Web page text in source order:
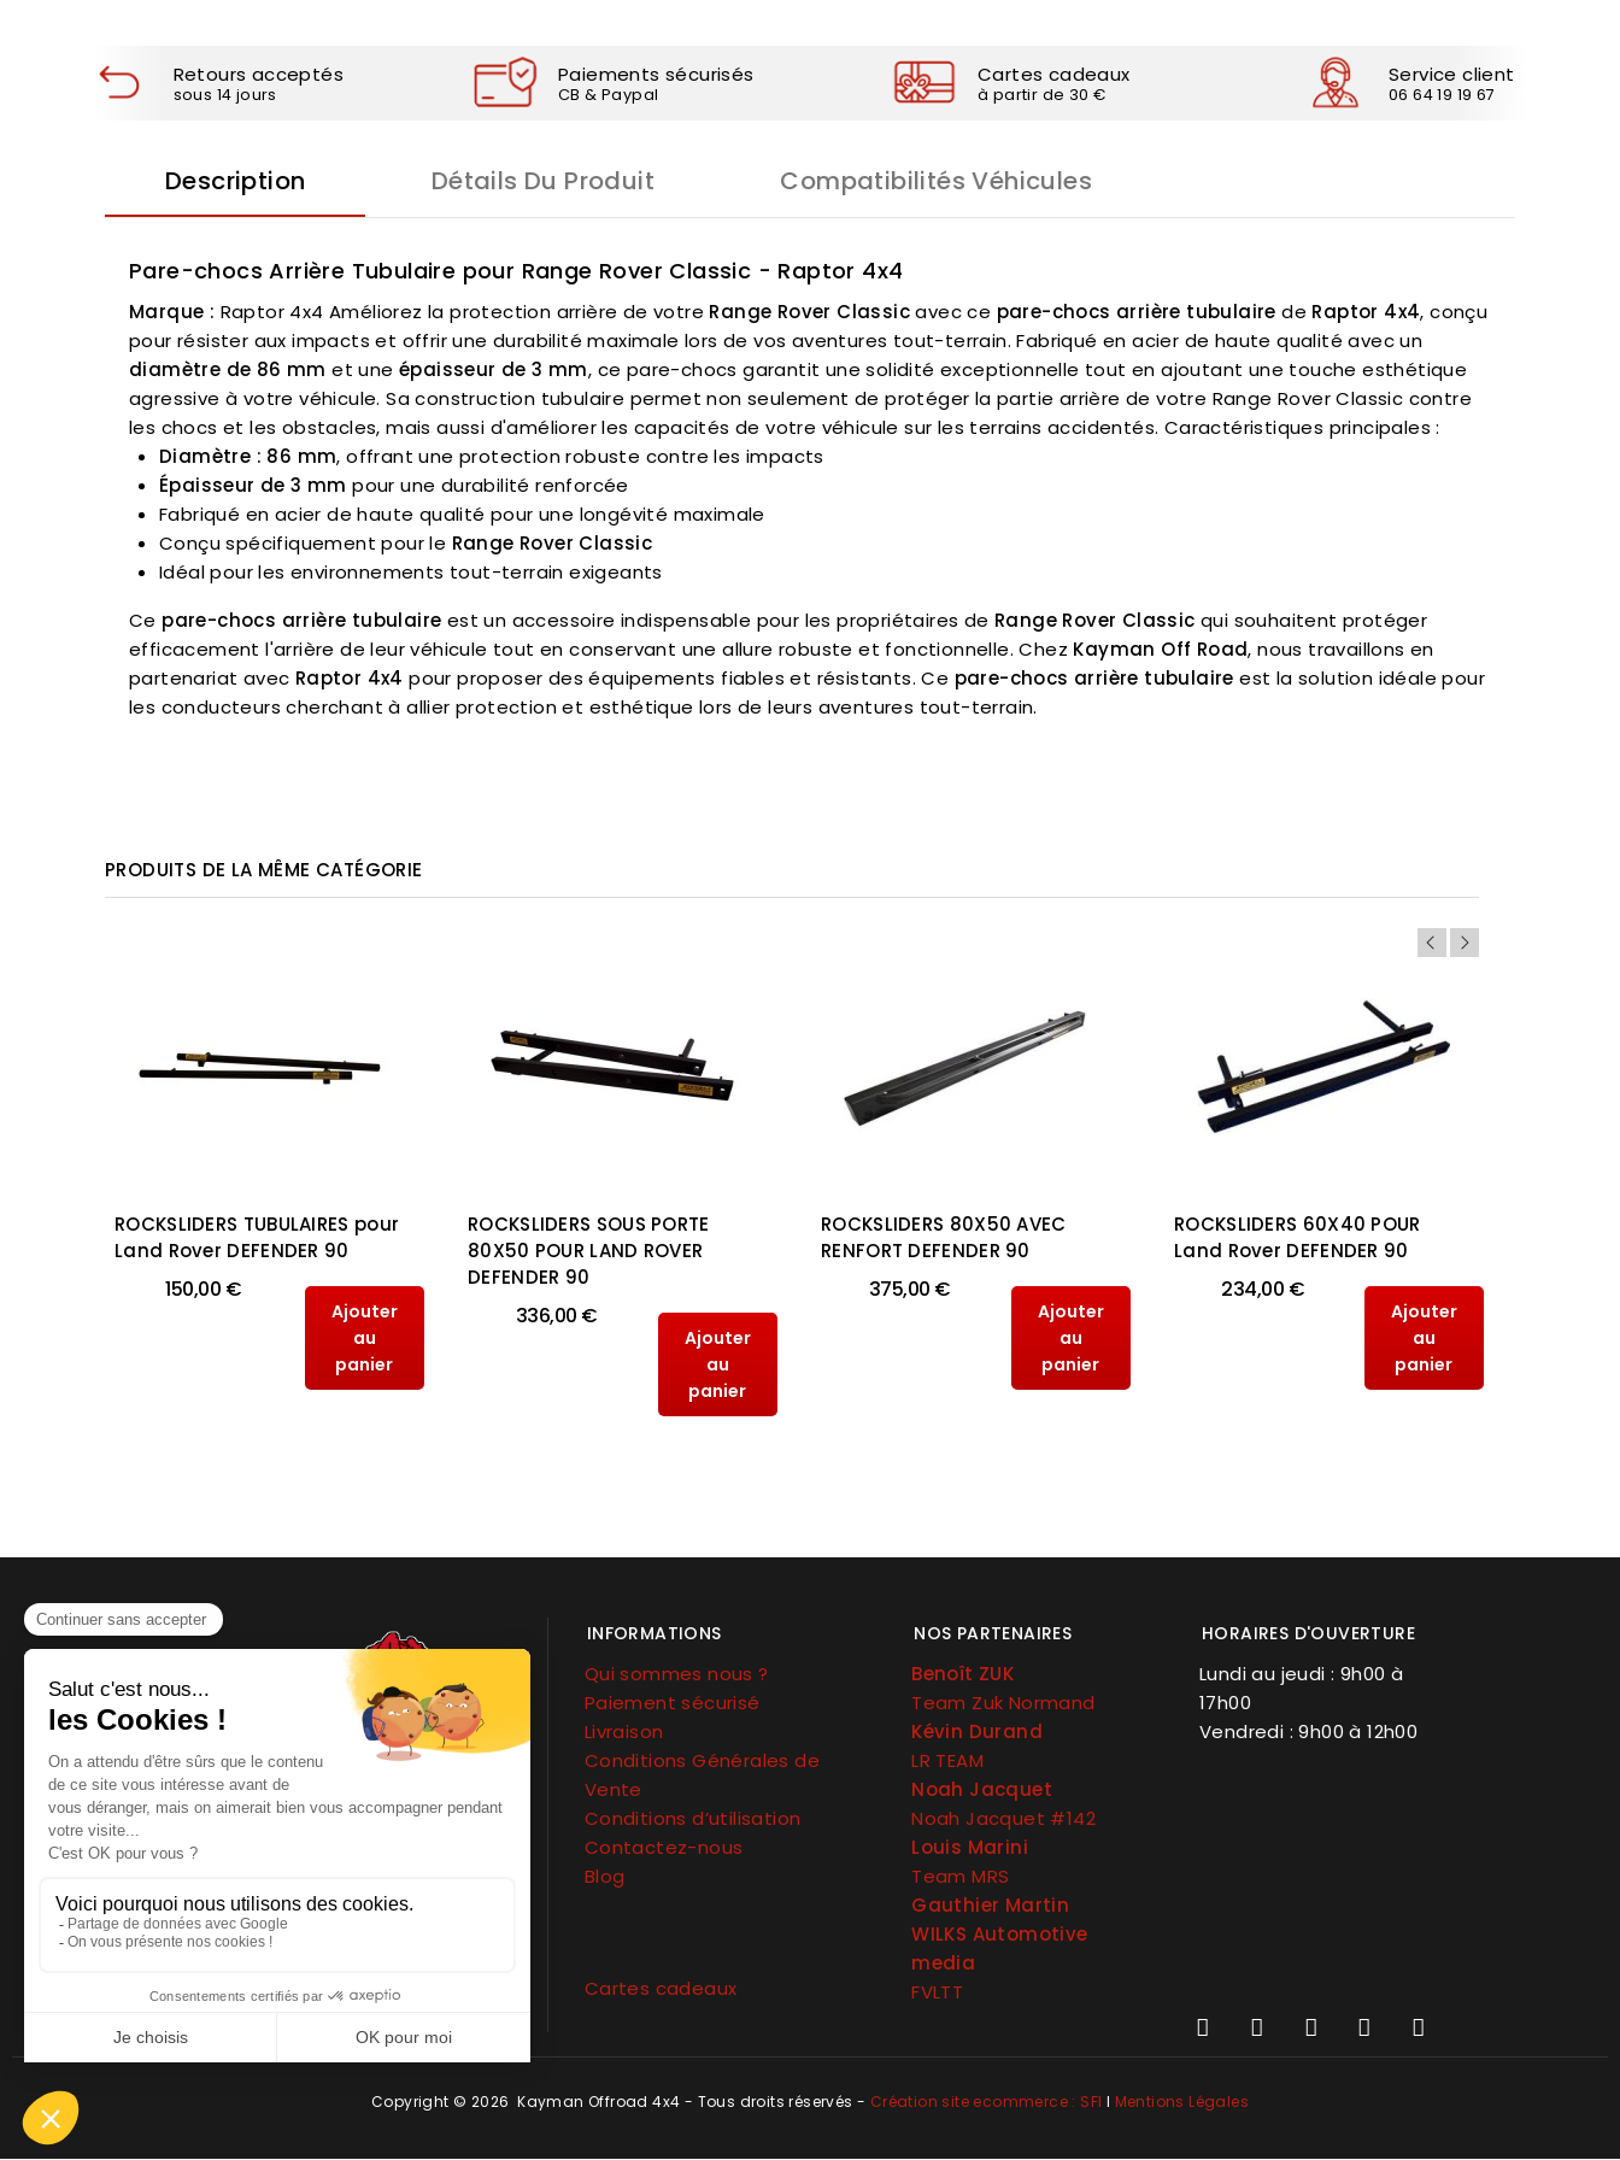
Retours acceptés
sous 14 jours
Paiements sécurisés
CB & Paypal
Cartes cadeaux
à partir de 30 €
Service client
06 64 19 19 67
Description Détails Du Produit Compatibilités Véhicules
Pare-chocs Arrière Tubulaire pour Range Rover Classic - Raptor 4x4
Marque : Raptor 4x4 Améliorez la protection arrière de votre Range Rover Classicavec ce pare-chocs arrière tubulaire de Raptor 4x4, conçu
pour résister aux impacts et offrir une durabilité maximale lors de vos aventures tout-terrain. Fabriqué en acier de haute qualité avec un
diamètre de 86 mm et uneépaisseur de 3 mm, ce pare-chocs garantit une solidité exceptionnelle tout en ajoutant une touche esthétique
agressive à votre véhicule. Sa construction tubulaire permet non seulement de protéger la partie arrière de votre Range Rover Classic contre
les chocs et les obstacles, mais aussi d'améliorer les capacités de votre véhicule sur les terrains accidentés. Caractéristiques principales :
Diamètre : 86 mm, offrant une protection robuste contre les impacts
Épaisseur de 3 mm pour une durabilité renforcée
Fabriqué en acier de haute qualité pour une longévité maximale
Conçu spécifiquement pour le Range Rover Classic
Idéal pour les environnements tout-terrain exigeants
Ce pare-chocs arrière tubulaire est un accessoire indispensable pour les propriétaires de Range Rover Classic qui souhaitent protéger
efficacement l'arrière de leur véhicule tout en conservant une allure robuste et fonctionnelle. Chez Kayman Off Road, nous travaillons en
partenariat avec Raptor 4x4 pour proposer des équipements fiables et résistants. Ce pare-chocs arrière tubulaire est la solution idéale pour
les conducteurs cherchant à allier protection et esthétique lors de leurs aventures tout-terrain.
PRODUITS DE LA MÊME CATÉGORIE
ROCKSLIDERS TUBULAIRES pour
Land Rover DEFENDER 90
150,00 €
Ajouter
au
panier
ROCKSLIDERS SOUS PORTE
80X50 POUR LAND ROVER
DEFENDER 90
336,00 €
Ajouter
au
panier
ROCKSLIDERS 80X50 AVEC
RENFORT DEFENDER 90
375,00 €
Ajouter
au
panier
ROCKSLIDERS 60X40 POUR
Land Rover DEFENDER 90
234,00 €
Ajouter
au
panier
Téléphone
Email: contact@kayman-
offroad.fr
INFORMATIONS
Qui sommes nous ?
Paiement sécurisé
Livraison
Conditions Générales de
Vente
Conditions d’utilisation
Contactez-nous
Blog
Cartes cadeaux
NOS PARTENAIRES
Benoît ZUK
Team Zuk Normand
Kévin Durand
LR TEAM
Noah Jacquet
Noah Jacquet #142
Louis Marini
Team MRS
Gauthier Martin
WILKS Automotive
media
FVLTT
HORAIRES D'OUVERTURE
Lundi au jeudi : 9h00 à
17h00
Vendredi : 9h00 à 12h00
Copyright © 2026 Kayman Offroad 4x4 - Tous droits réservés - Création site ecommerce : SFI l Mentions Légales